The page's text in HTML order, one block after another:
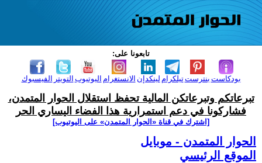
تابعونا على:
الفيسبوك التويتر اليوتيوب الانستغرام لينكدإن تيلكرامبنترست بودكاست
تبرعاتكم وتبرعاتكن المالية تحفظ استقلال الحوار المتمدن،
فشاركونا في دعم استمرارية هذا الفضاء اليساري الحر
[اشترك في قناة ‫«الحوار المتمدن» على اليوتيوب]
الحوار المتمدن - موبايل
الموقع الرئيسي